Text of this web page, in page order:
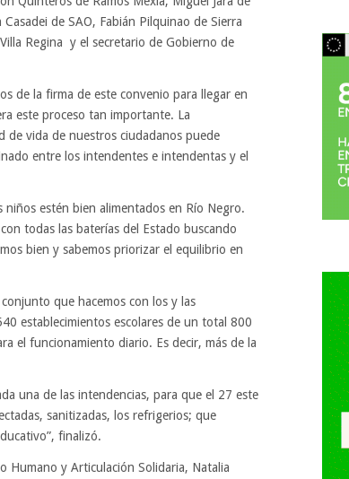
de SAO, Fabián Pilquinao de Sierra
Regina y el secretario de Gobierno de
de la firma de este convenio para llegar en
este proceso tan importante. La
de vida de nuestros ciudadanos puede
entre los intendentes e intendentas y el
estén bien alimentados en Río Negro.
todas las baterías del Estado buscando
bien y sabemos priorizar el equilibrio en
que hacemos con los y las
establecimientos escolares de un total 800
el funcionamiento diario. Es decir, más de la
una de las intendencias, para que el 27 este
sanitizadas, los refrigerios; que
finalizó.
Humano y Articulación Solidaria, Natalia